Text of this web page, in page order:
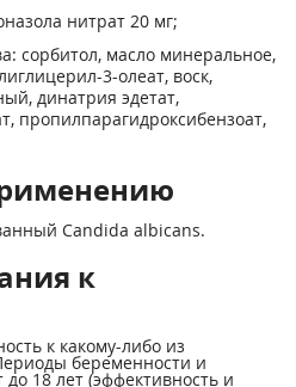
нитрат 20 мг;
сорбитол, масло минеральное,
3-олеат, воск,
динатрия эдетат,
пропилпарагидроксибензоат,
Candida albicans.
к
к какому-либо из
беременности и
18 лет (эффективность и